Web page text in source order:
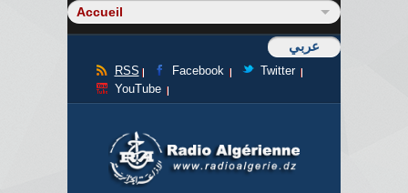
عربي
RSS Facebook
Twitter
YouTube